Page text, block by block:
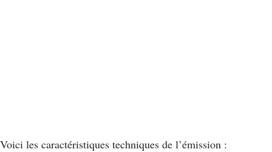
Voici les caractéristiques techniques de l’émission :